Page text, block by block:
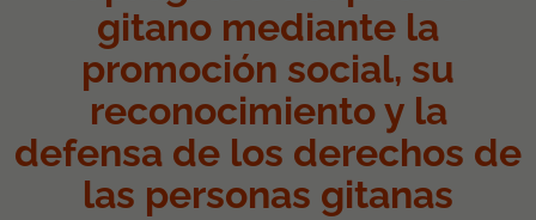
gitano mediante la
promoción social, su
reconocimiento y la
defensa de los derechos de
las personas gitanas